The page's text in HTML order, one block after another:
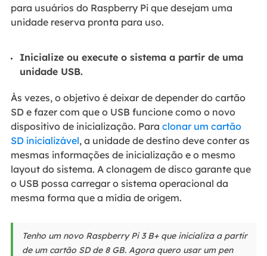
para usuários do Raspberry Pi que desejam uma
unidade reserva pronta para uso.
Inicialize ou execute o sistema a partir de uma
unidade USB.
Às vezes, o objetivo é deixar de depender do cartão
SD e fazer com que o USB funcione como o novo
dispositivo de inicialização. Para clonar um cartão
SD inicializável, a unidade de destino deve conter as
mesmas informações de inicialização e o mesmo
layout do sistema. A clonagem de disco garante que
o USB possa carregar o sistema operacional da
mesma forma que a mídia de origem.
Tenho um novo Raspberry Pi 3 B+ que inicializa a partir
de um cartão SD de 8 GB. Agora quero usar um pen